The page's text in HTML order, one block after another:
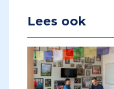
Lees ook